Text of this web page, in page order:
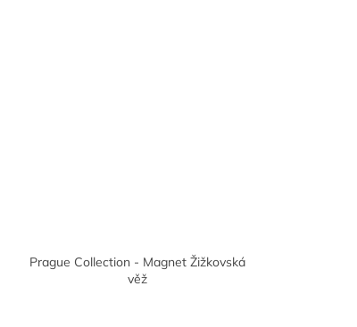
Prague Collection - Magnet Žižkovská
věž